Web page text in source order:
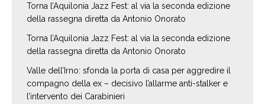
Torna l’Aquilonia Jazz Fest: al via la seconda edizione
della rassegna diretta da Antonio Onorato
Torna l’Aquilonia Jazz Fest: al via la seconda edizione
della rassegna diretta da Antonio Onorato
Valle dell’Irno: sfonda la porta di casa per aggredire il
compagno della ex – decisivo l’allarme anti-stalker e
l’intervento dei Carabinieri